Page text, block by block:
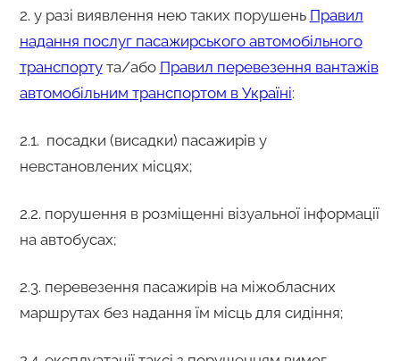
2. у разі виявлення нею таких порушень Правил
надання послуг пасажирського автомобільного
транспортута/або Правил перевезення вантажів
автомобільним транспортом в Україні:
2.1. посадки (висадки) пасажирів у
невстановлених місцях;
2.2. порушення в розміщенні візуальної інформації
на автобусах;
2.3. перевезення пасажирів на міжобласних
маршрутах без надання їм місць для сидіння;